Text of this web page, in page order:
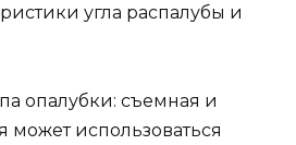
угла распалубы и
опалубки: съемная и
может использоваться